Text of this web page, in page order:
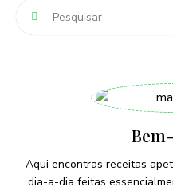
Aqui encontras receitas
dia-a-dia feitas